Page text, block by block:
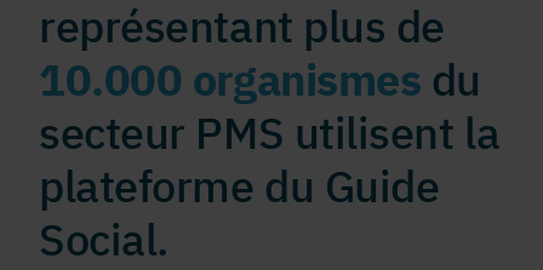
représentant plus de
10.000 organismes du
secteur PMS utilisent la
plateforme du Guide
Social.